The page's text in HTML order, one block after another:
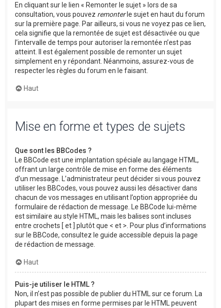
En cliquant sur le lien « Remonter le sujet » lors de sa
consultation, vous pouvez remonterle sujet en haut du forum
sur la première page. Par ailleurs, si vous ne voyez pas ce lien,
cela signifie que la remontée de sujet est désactivée ou que
l’intervalle de temps pour autoriser la remontée n’est pas
atteint. Il est également possible de remonter un sujet
simplement en y répondant. Néanmoins, assurez-vous de
respecter les règles du forum en le faisant.
Haut
Mise en forme et types de sujets
Que sont les BBCodes ?
Le BBCode est une implantation spéciale au langage HTML,
offrant un large contrôle de mise en forme des éléments
d’un message. L’administrateur peut décider si vous pouvez
utiliser les BBCodes, vous pouvez aussi les désactiver dans
chacun de vos messages en utilisant l’option appropriée du
formulaire de rédaction de message. Le BBCode lui-même
est similaire au style HTML, mais les balises sont incluses
entre crochets [ et ] plutôt que < et >. Pour plus d’informations
sur le BBCode, consultez le guide accessible depuis la page
de rédaction de message.
Haut
Puis-je utiliser le HTML ?
Non, il n’est pas possible de publier du HTML sur ce forum. La
plupart des mises en forme permises par le HTML peuvent